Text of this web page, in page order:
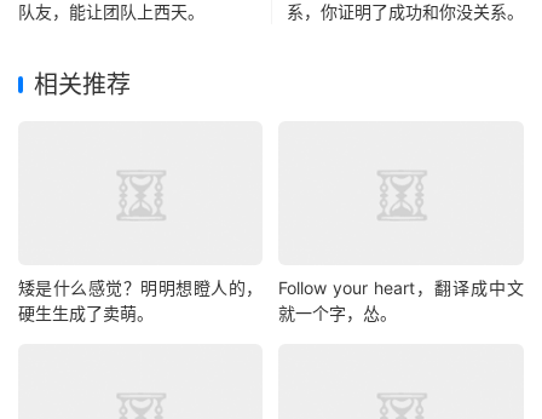
队友，能让团队上西天。
系，你证明了成功和你没关系。
相关推荐
矮是什么感觉？明明想瞪人的，
硬生生成了卖萌。
Follow your heart，翻译成中文
就一个字，怂。